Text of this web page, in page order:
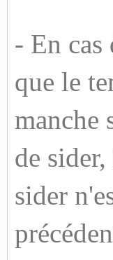
- En cas
que le
manche
de
sider